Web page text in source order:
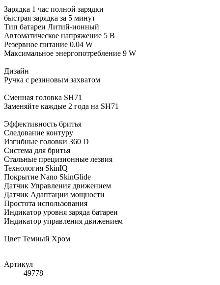
Зарядка 1 час полной зарядки
быстрая зарядка за 5 минут
Тип батареи Литий-ионный
Автоматическое напряжение 5 В
Резервное питание 0.04 W
Максимальное энергопотребление 9 W
Дизайн
Ручка с резиновым захватом
Сменная головка SH71
Заменяйте каждые 2 года на SH71
Эффективность бритья
Следование контуру
Изгибные головки 360 D
Система для бритья
Стальные прецизионные лезвия
Технология SkinIQ
Покрытие Nano SkinGlide
Датчик Управления движением
Датчик Адаптации мощности
Простота использования
Индикатор уровня заряда батареи
Индикатор управления движением
Цвет Темный Хром
Артикул
49778